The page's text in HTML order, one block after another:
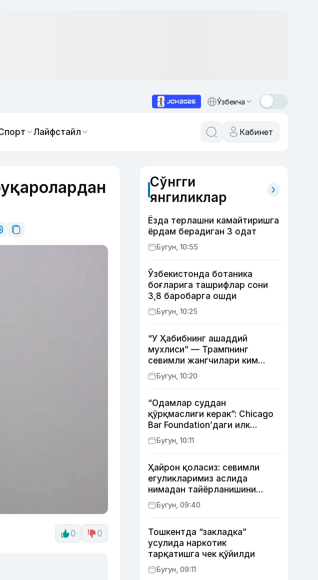
Ўзбекча
Лайфстайл Кабинет
0 0
Сўнгги
янгиликлар
Ёзда терлашни камайтиришга
ёрдам берадиган 3 одат
Бугун, 10:55
Ўзбекистонда ботаника
боғларига ташрифлар сони
3,8 баробарга ошди
Бугун, 10:25
“У Ҳабибнинг ашаддий
мухлиси” — Трампнинг
севимли жангчилари ким
экани айтилди
Бугун, 10:20
“Одамлар суддан
қўрқмаслиги керак”: Chicago
Bar Foundation’даги илк
ўзбекистонлик Гўзал
Абдуахатова
Бугун, 10:11
Ҳайрон қоласиз: севимли
егуликларимиз аслида
нимадан тайёрланишини
биласизми?
Бугун, 09:40
Тошкентда “закладка”
усулида наркотик
тарқатишга чек қўйилди
Бугун, 09:11